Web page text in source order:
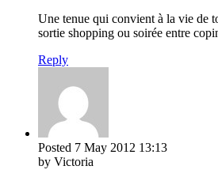
Une tenue qui convient à la vie de
sortie shopping ou soirée entre
Reply
Posted 7 May 2012 13:13
by Victoria